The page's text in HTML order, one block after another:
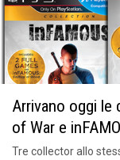
Arrivano oggi le
of War e
Tre collector allo